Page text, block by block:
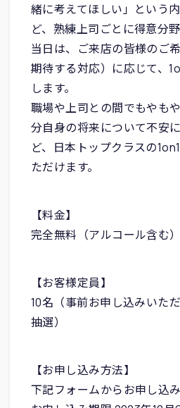
緒に考えてほしい」という
ど、熟練上司ごとに得意分野
当日は、ご来店の皆様のご
期待する対応）に応じて、
します。
職場や上司との間でもやも
分自身の将来について不安
ど、日本トップクラスの
ただけます。
【料金】
完全無料（アルコール含む）
【お客様定員】
10名（事前お申し込みいた
抽選）
【お申し込み方法】
下記フォームからお申し込み